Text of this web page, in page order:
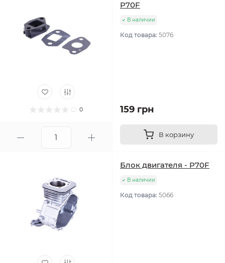
0
P70F
В наличии
Код товара: 5076
159 грн
В корзину
Блок двигателя - P70F
В наличии
Код товара: 5066